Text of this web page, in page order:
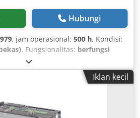
Hubungi
, jam operasional: 500 h, Kondisi:
, Fungsionalitas: berfungsi
kendaraan:
mesin segel persegi. Kapasitas:
pada tahun 2022 termasuk
dan konversi ke servo.
sekrup. Dsdpfx Acjizag Te Uekr
Iklan kecil